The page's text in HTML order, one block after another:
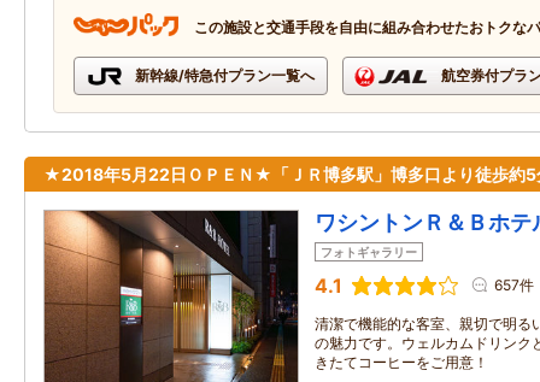
この施設と交通手段を自由に組み合わせたおトクな
新幹線/特急付プラン一覧へ 航空券付プラ
★2018年5月22日ＯＰＥＮ★「ＪＲ博多駅」博多口より徒歩約5
ワシントンＲ＆Ｂホ
フォトギャラリー
4.1 657件
清潔で機能的な客室、親切で明る
の魅力です。ウェルカムドリンク
きたてコーヒーをご用意！